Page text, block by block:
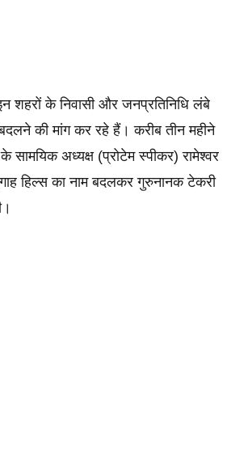
शहरों के निवासी और जनप्रतिनिधि लंबे
की मांग कर रहे हैं। करीब तीन महीने
सामयिक अध्यक्ष (प्रोटेम स्पीकर) रामेश्वर
हिल्स का नाम बदलकर गुरुनानक टेकरी